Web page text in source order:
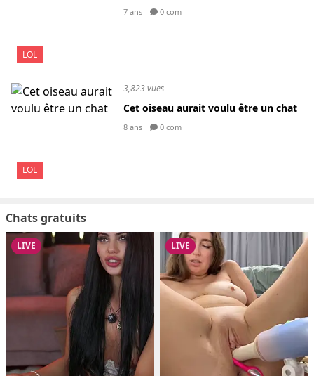
LOL
7 ans 0 com
LOL
3,823 vues
Cet oiseau aurait voulu être un chat
8 ans 0 com
Chats gratuits